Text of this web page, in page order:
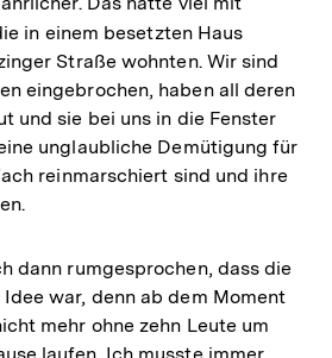
in einem besetzten Haus
Straße wohnten. Wir sind
eingebrochen, haben all deren
und sie bei uns in die Fenster
unglaubliche Demütigung für
reinmarschiert sind und ihre
dann rumgesprochen, dass die
war, denn ab dem Moment
mehr ohne zehn Leute um